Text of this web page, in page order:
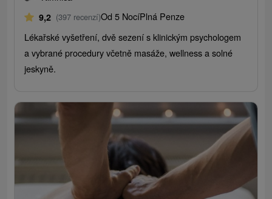
9,2 (397 recenzí)Od 5 NocíPlná Penze
Lékařské vyšetření, dvě sezení s klinickým psychologem
a vybrané procedury včetně masáže, wellness a solné
jeskyně.